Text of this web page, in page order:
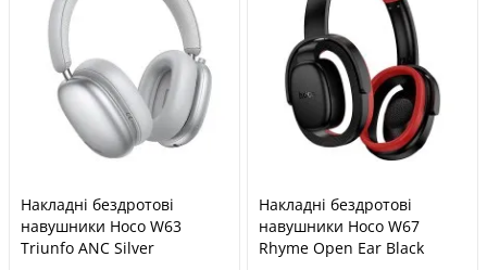
Накладні бездротові
навушники Hoco W63
Triunfo ANC Silver
Накладні бездротові
навушники Hoco W67
Rhyme Open Ear Black